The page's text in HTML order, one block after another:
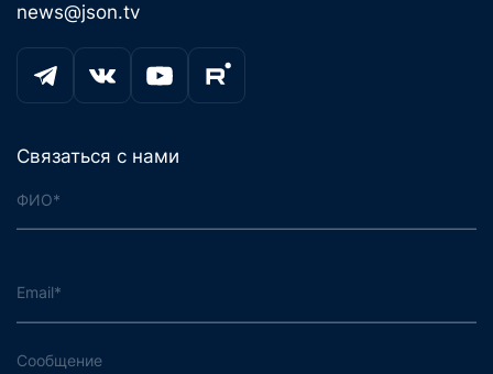
news@json.tv
Связаться с нами